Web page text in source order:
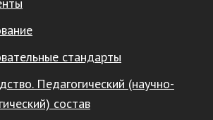
стандарты
Педагогический (научно-
состав